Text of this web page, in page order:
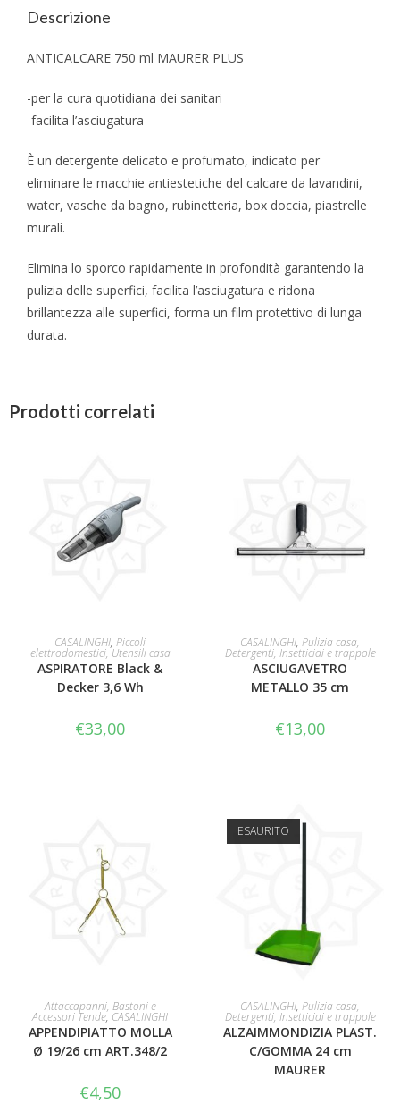
Descrizione
ANTICALCARE 750 ml MAURER PLUS
-per la cura quotidiana dei sanitari
-facilita l’asciugatura
È un detergente delicato e profumato, indicato per
eliminare le macchie antiestetiche del calcare da lavandini,
water, vasche da bagno, rubinetteria, box doccia, piastrelle
murali.
Elimina lo sporco rapidamente in profondità garantendo la
pulizia delle superfici, facilita l’asciugatura e ridona
brillantezza alle superfici, forma un film protettivo di lunga
durata.
Prodotti correlati
AGGIUNGI AL CARRELLO
CASALINGHI, Piccoli
elettrodomestici, Utensili casa
ASPIRATORE Black &
Decker 3,6 Wh
€33,00
AGGIUNGI AL CARRELLO
CASALINGHI, Pulizia casa,
Detergenti, Insetticidi e trappole
ASCIUGAVETRO
METALLO 35 cm
€13,00
AGGIUNGI AL CARRELLO
Attaccapanni, Bastoni e
Accessori Tende, CASALINGHI
APPENDIPIATTO MOLLA
Ø 19/26 cm ART.348/2
€4,50
ESAURITO
LEGGI TUTTO
CASALINGHI, Pulizia casa,
Detergenti, Insetticidi e trappole
ALZAIMMONDIZIA PLAST.
C/GOMMA 24 cm
MAURER